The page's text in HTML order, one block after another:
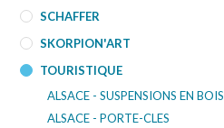
SCHAFFER
SKORPION'ART
TOURISTIQUE
ALSACE - SUSPENSIONS EN BOIS
ALSACE - PORTE-CLES